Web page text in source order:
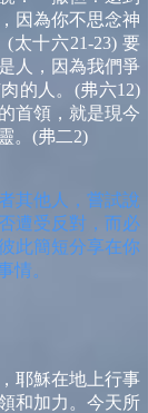
因為你不思念神
太十六21-23) 要
人，因為我們爭
的人。(弗六12)
首領，就是現今
。(弗二2)
其他人，嘗試說
遭受反對，而必
此簡短分享在你
情。
耶穌在地上行事
和加力。今天所